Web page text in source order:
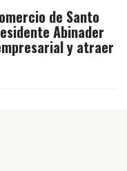
de Santo
Abinader
y atraer